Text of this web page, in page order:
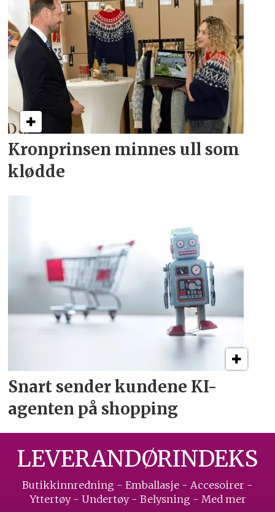
Kronprinsen minnes ull som
klødde
Snart sender kundene KI-
agenten på shopping
LEVERANDØRINDEKS
Butikkinnredning - Emballasje - Accesoirer -
Yttertøy - Undertøy - Belysning - Med mer